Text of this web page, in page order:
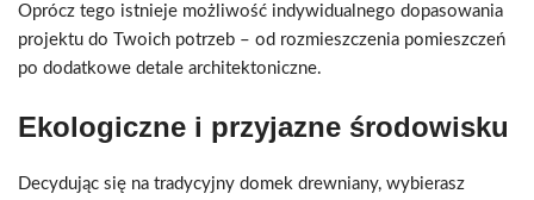
Oprócz tego istnieje możliwość indywidualnego dopasowania
projektu do Twoich potrzeb – od rozmieszczenia pomieszczeń
po dodatkowe detale architektoniczne.
Ekologiczne i przyjazne środowisku
Decydując się na tradycyjny domek drewniany, wybierasz